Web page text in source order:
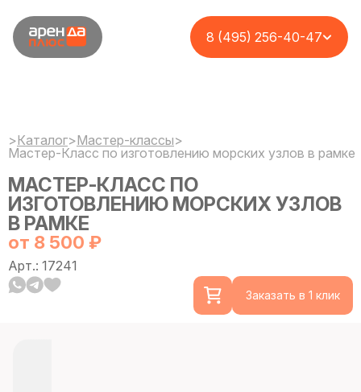
8 (495) 256-40-47
>Каталог>Мастер-классы>
Мастер-Класс по изготовлению морских узлов в рамке
МАСТЕР-КЛАСС ПО
ИЗГОТОВЛЕНИЮ МОРСКИХ УЗЛОВ
В РАМКЕ
от 8 500 ₽
Арт.: 17241
Заказать в 1 клик